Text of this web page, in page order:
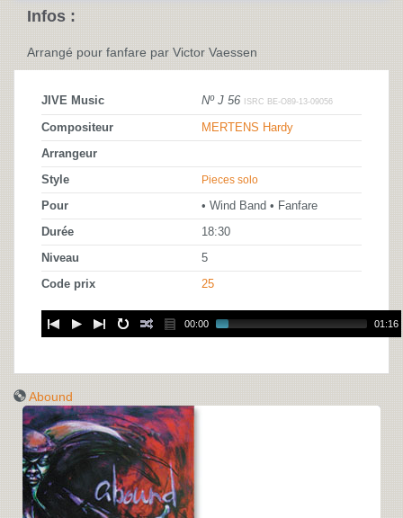
Infos :
Arrangé pour fanfare par Victor Vaessen
JIVE Music Nº J 56 ISRC BE-O89-13-09056
Compositeur MERTENS Hardy
Arrangeur
Style Pieces solo
Pour • Wind Band • Fanfare
Durée 18:30
Niveau 5
Code prix 25
00:00 01:16
Abound